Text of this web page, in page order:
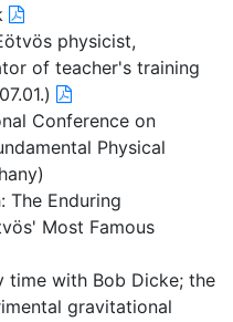
physicist,
of teacher's training
Conference on
Physical
The Enduring
Most Famous
time with Bob Dicke; the
gravitational